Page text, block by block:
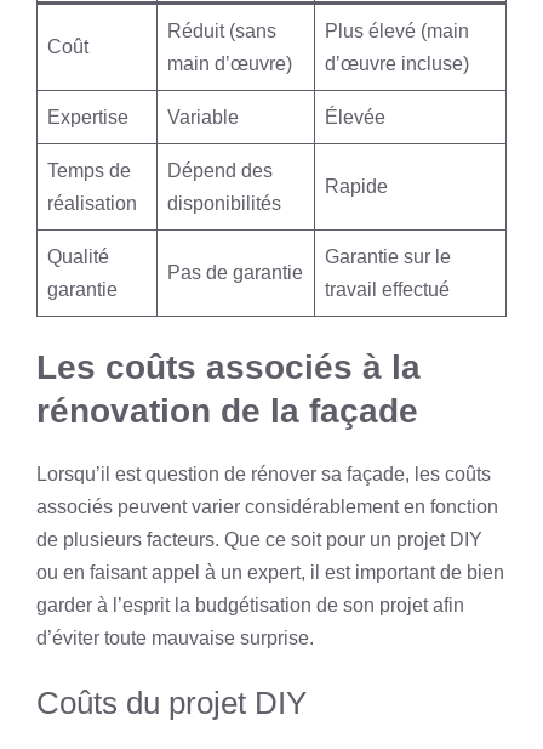
Coût
Réduit (sans
main d’œuvre)
Plus élevé (main
d’œuvre incluse)
Expertise Variable Élevée
Temps de
réalisation
Dépend des
disponibilités
Rapide
Qualité
garantie
Pas de garantie
Garantie sur le
travail effectué
Les coûts associés à la
rénovation de la façade
Lorsqu’il est question de rénover sa façade, les coûts
associés peuvent varier considérablement en fonction
de plusieurs facteurs. Que ce soit pour un projet DIY
ou en faisant appel à un expert, il est important de bien
garder à l’esprit la budgétisation de son projet afin
d’éviter toute mauvaise surprise.
Coûts du projet DIY